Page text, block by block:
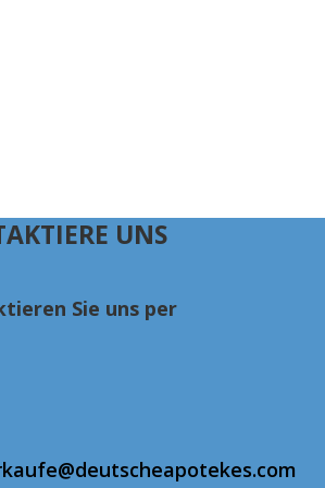
UNS
Sie uns per